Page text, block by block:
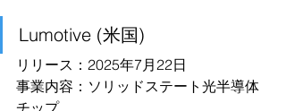
Lumotive (米国)
リリース：2025年7月22日
事業内容：ソリッドステート光半導体
チップ